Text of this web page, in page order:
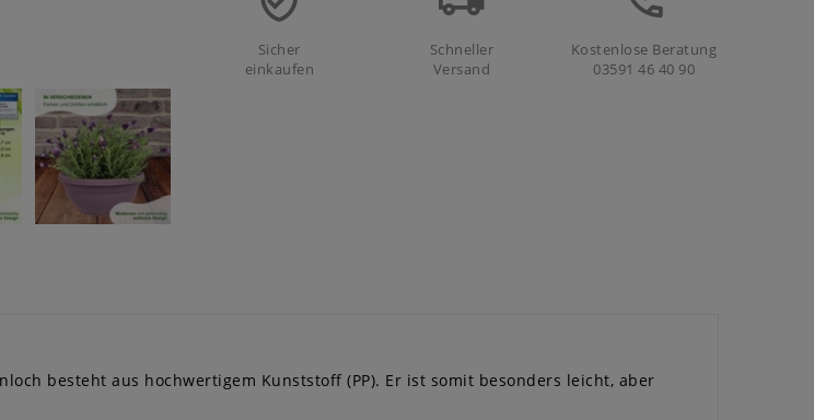
Sicher
einkaufen
Schneller
Versand
Kostenlose Beratung
03591 46 40 90
besteht aus hochwertigem Kunststoff (PP). Er ist somit besonders leicht, aber